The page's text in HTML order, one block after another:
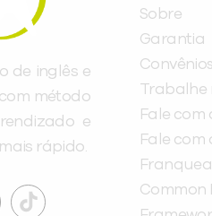
de inglês e
método
e
rápido.
Sobre
Garantia
Convênios
Trabalhe
Fale com
Fale com
Common